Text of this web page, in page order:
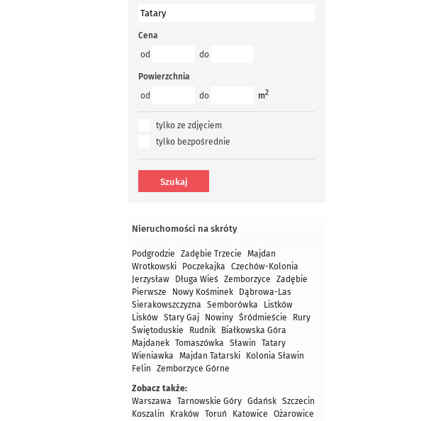
Cena
od
do
Powierzchnia
od
do m2
tylko ze zdjęciem
tylko bezpośrednie
Nieruchomości na skróty
Podgrodzie Zadębie Trzecie
Majdan
Wrotkowski
Poczekajka
Czechów-Kolonia
Jerzysław
Długa Wieś Zemborzyce
Zadębie
Pierwsze
Nowy Kośminek
Dąbrowa-Las
Sierakowszczyzna
Semborówka
Listków
Lisków Stary Gaj Nowiny Śródmieście
Rury
Świętoduskie
Rudnik
Białkowska Góra
Majdanek Tomaszówka Sławin
Tatary
Wieniawka
Majdan Tatarski
Kolonia Sławin
Felin
Zemborzyce Górne
Zobacz także:
Warszawa
Tarnowskie Góry Gdańsk Szczecin
Koszalin
Kraków Toruń Katowice
Ożarowice